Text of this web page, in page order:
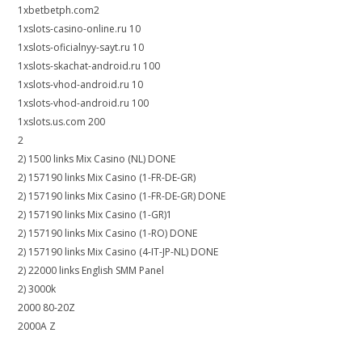
1xbetbetph.com2
1xslots-casino-online.ru 10
1xslots-oficialnyy-sayt.ru 10
1xslots-skachat-android.ru 100
1xslots-vhod-android.ru 10
1xslots-vhod-android.ru 100
1xslots.us.com 200
2
2) 1500 links Mix Casino (NL) DONE
2) 157190 links Mix Casino (1-FR-DE-GR)
2) 157190 links Mix Casino (1-FR-DE-GR) DONE
2) 157190 links Mix Casino (1-GR)1
2) 157190 links Mix Casino (1-RO) DONE
2) 157190 links Mix Casino (4-IT-JP-NL) DONE
2) 22000 links English SMM Panel
2) 3000k
2000 80-20Z
2000A Z